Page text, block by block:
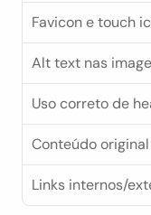
Favicon e touch
Alt text nas
Uso correto de
Conteúdo
Links internos/